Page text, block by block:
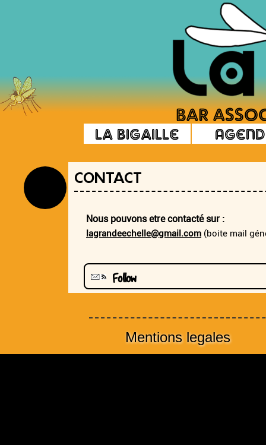
La Bigaille
CONTACT
Nous pouvons etre contacté sur :
lagrandeechelle@gmail.com (boite mail
Follow
Mentions legales